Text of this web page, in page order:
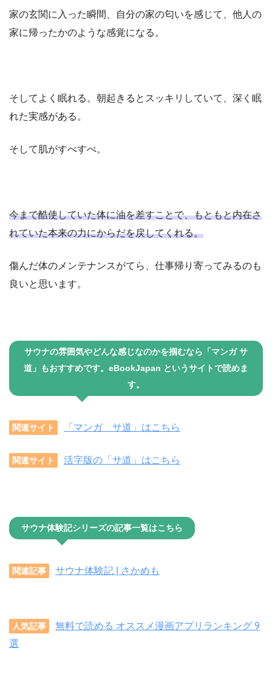
家の玄関に入った瞬間、自分の家の匂いを感じて、他人の
家に帰ったかのような感覚になる。
そしてよく眠れる。朝起きるとスッキリしていて、深く眠
れた実感がある。
そして肌がすべすべ。
今まで酷使していた体に油を差すことで、もともと内在さ
れていた本来の力にからだを戻してくれる。
傷んだ体のメンテナンスがてら、仕事帰り寄ってみるのも
良いと思います。
サウナの雰囲気やどんな感じなのかを掴むなら「 マンガ サ
道 」もおすすめです。eBookJapan というサイトで読めま
す。
関連サイト 「マンガ サ道」はこちら
関連サイト 活字版の「サ道」はこちら
サウナ体験記シリーズの記事一覧はこちら
関連記事 サウナ体験記 | さかめも
人気記事
無料で読める オススメ漫画アプリランキング 9
選